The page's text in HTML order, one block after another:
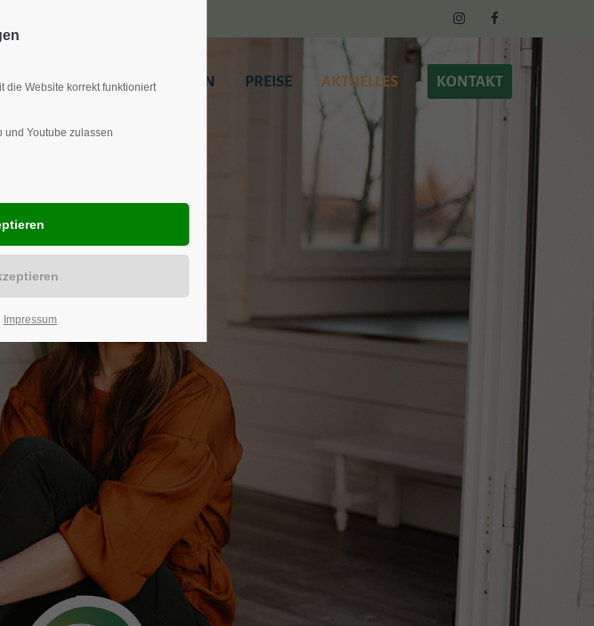
TINA ARENDS-WEIMANN PREISE AKTUELLES KONTAKT
die Website korrekt funktioniert
und Youtube zulassen
Impressum